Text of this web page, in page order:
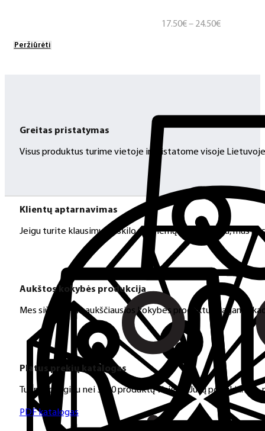
17.50€ – 24.50€Price
Peržiūrėti
Greitas pristatymas
Visus produktus turime vietoje ir pristatome visoje Lietuvoje
Klientų aptarnavimas
Jeigu turite klausimų ar iškilo problemų su užsakymu, mus
Aukštos kokybės produkcija
Mes siūlome tik aukščiausios kokybės produktus nagams,
Platus prekių katalogas
Turime daugiau nei 3000 produktų visiems Jūsų poreikiams
PDF katalogas